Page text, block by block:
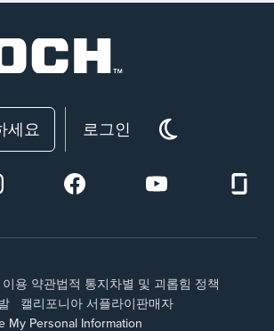
세요 로그인
이용 약관법적 통지차별 및 괴롭힘 정책
캘리포니아 서플라이판매자
My Personal Information